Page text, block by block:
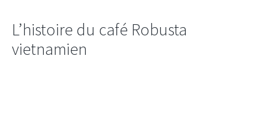
L’histoire du café Robusta
vietnamien